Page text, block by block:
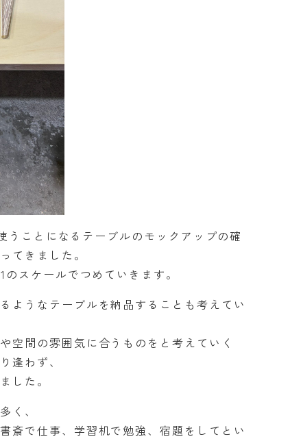
うことになるテーブルのモックアップの確
てきました。
スケールでつめていきます。
ようなテーブルを納品することも考えてい
空間の雰囲気に合うものをと考えていく
逢わず、
した。
く、
斎で仕事、学習机で勉強、宿題をしてとい